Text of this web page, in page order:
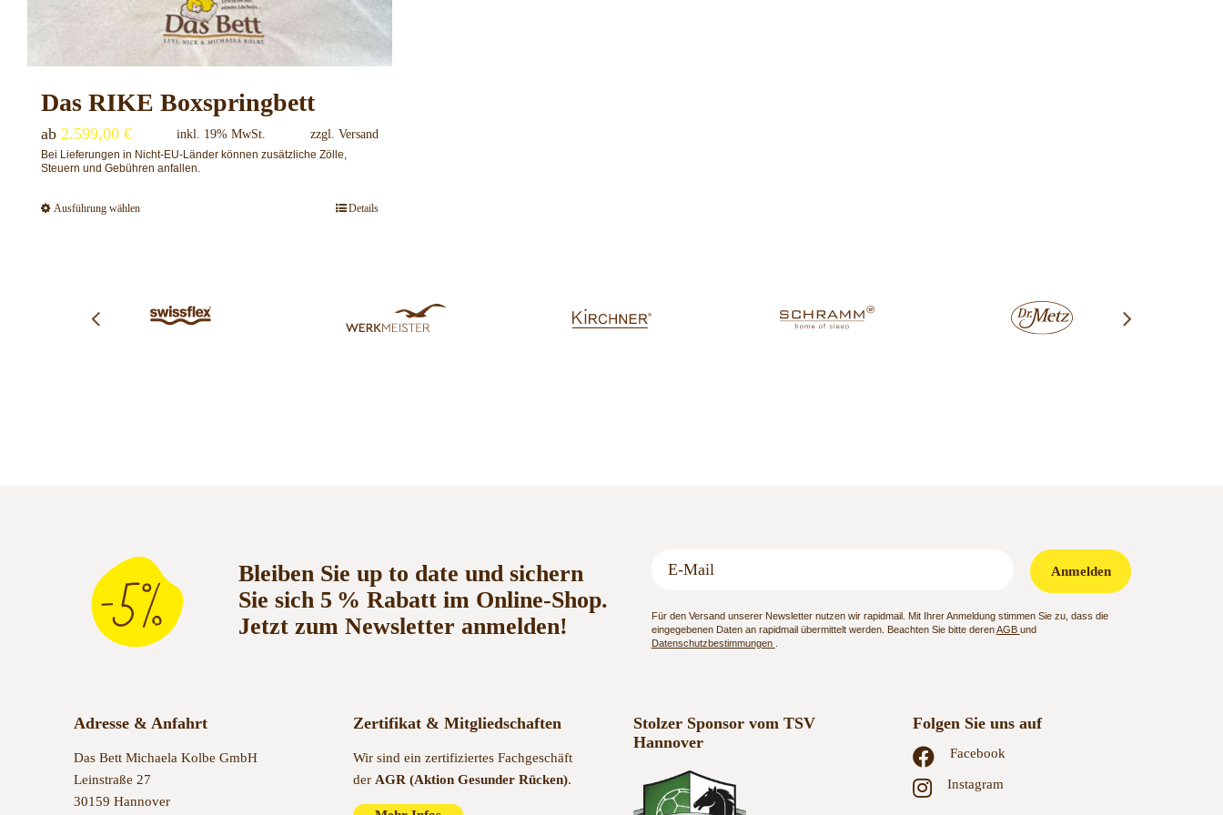
Das RIKE Boxspringbett
ab 2.599,00 € inkl. 19% MwSt. zzgl.Versand
Bei Lieferungen in Nicht-EU-Länder können zusätzliche Zölle,
Steuern und Gebühren anfallen.
Ausführung wählenDieses
Varianten
werden
Details
Bleiben Sie up to date und sichern
Sie sich 5 % Rabatt im Online-Shop.
Jetzt zum Newsletter anmelden!
Anmelden
Für den Versand unserer Newsletter nutzen wir rapidmail. Mit Ihrer Anmeldung stimmen Sie zu, dass die
eingegebenen Daten an rapidmail übermittelt werden. Beachten Sie bitte derenAGB und
Datenschutzbestimmungen
Adresse & Anfahrt
Das Bett Michaela Kolbe GmbH
Leinstraße 27
30159 Hannover
Zertifikat & Mitgliedschaften
Wir sind ein zertifiziertes Fachgeschäft
derAGR (Aktion Gesunder Rücken).
Stolzer Sponsor vom TSV
Hannover
Folgen Sie uns auf
Facebook
Instagram